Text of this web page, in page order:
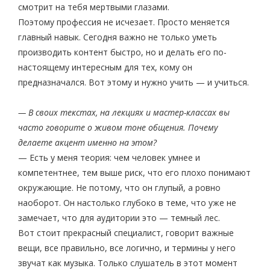
смотрит на тебя мертвыми глазами.
Поэтому профессия не исчезает. Просто меняется
главный навык. Сегодня важно не только уметь
производить контент быстро, но и делать его по-
настоящему интересным для тех, кому он
предназначался. Вот этому и нужно учить — и учиться.
— В своих текстах, на лекциях и мастер-классах вы
часто говорите о живом тоне общения. Почему
делаете акцент именно на этом?
— Есть у меня теория: чем человек умнее и
компетентнее, тем выше риск, что его плохо понимают
окружающие. Не потому, что он глупый, а ровно
наоборот. Он настолько глубоко в теме, что уже не
замечает, что для аудитории это — темный лес.
Вот стоит прекрасный специалист, говорит важные
вещи, все правильно, все логично, и термины у него
звучат как музыка. Только слушатель в этот момент